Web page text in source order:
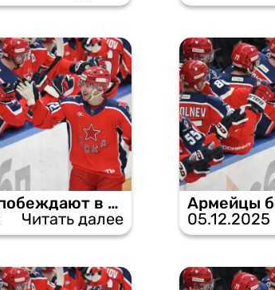
Армейцы побеждают в Уфе, взяв реванш у «Салавата».
Читать далее
05.12.2025